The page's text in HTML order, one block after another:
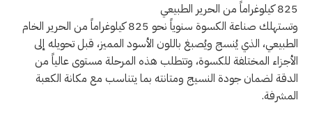
825 كيلوغراماً من الحرير الطبيعي
وتستهلك صناعة الكسوة سنوياً نحو 825 كيلوغراماً من الحرير الخام
الطبيعي، الذي يُنسج ويُصبغ باللون الأسود المميز، قبل تحويله إلى
الأجزاء المختلفة للكسوة، وتتطلب هذه المرحلة مستوى عالياً من
الدقة لضمان جودة النسيج ومتانته بما يتناسب مع مكانة الكعبة
المشرفة.